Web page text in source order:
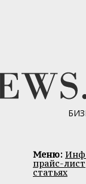
Меню:
прайс-лист
статьях